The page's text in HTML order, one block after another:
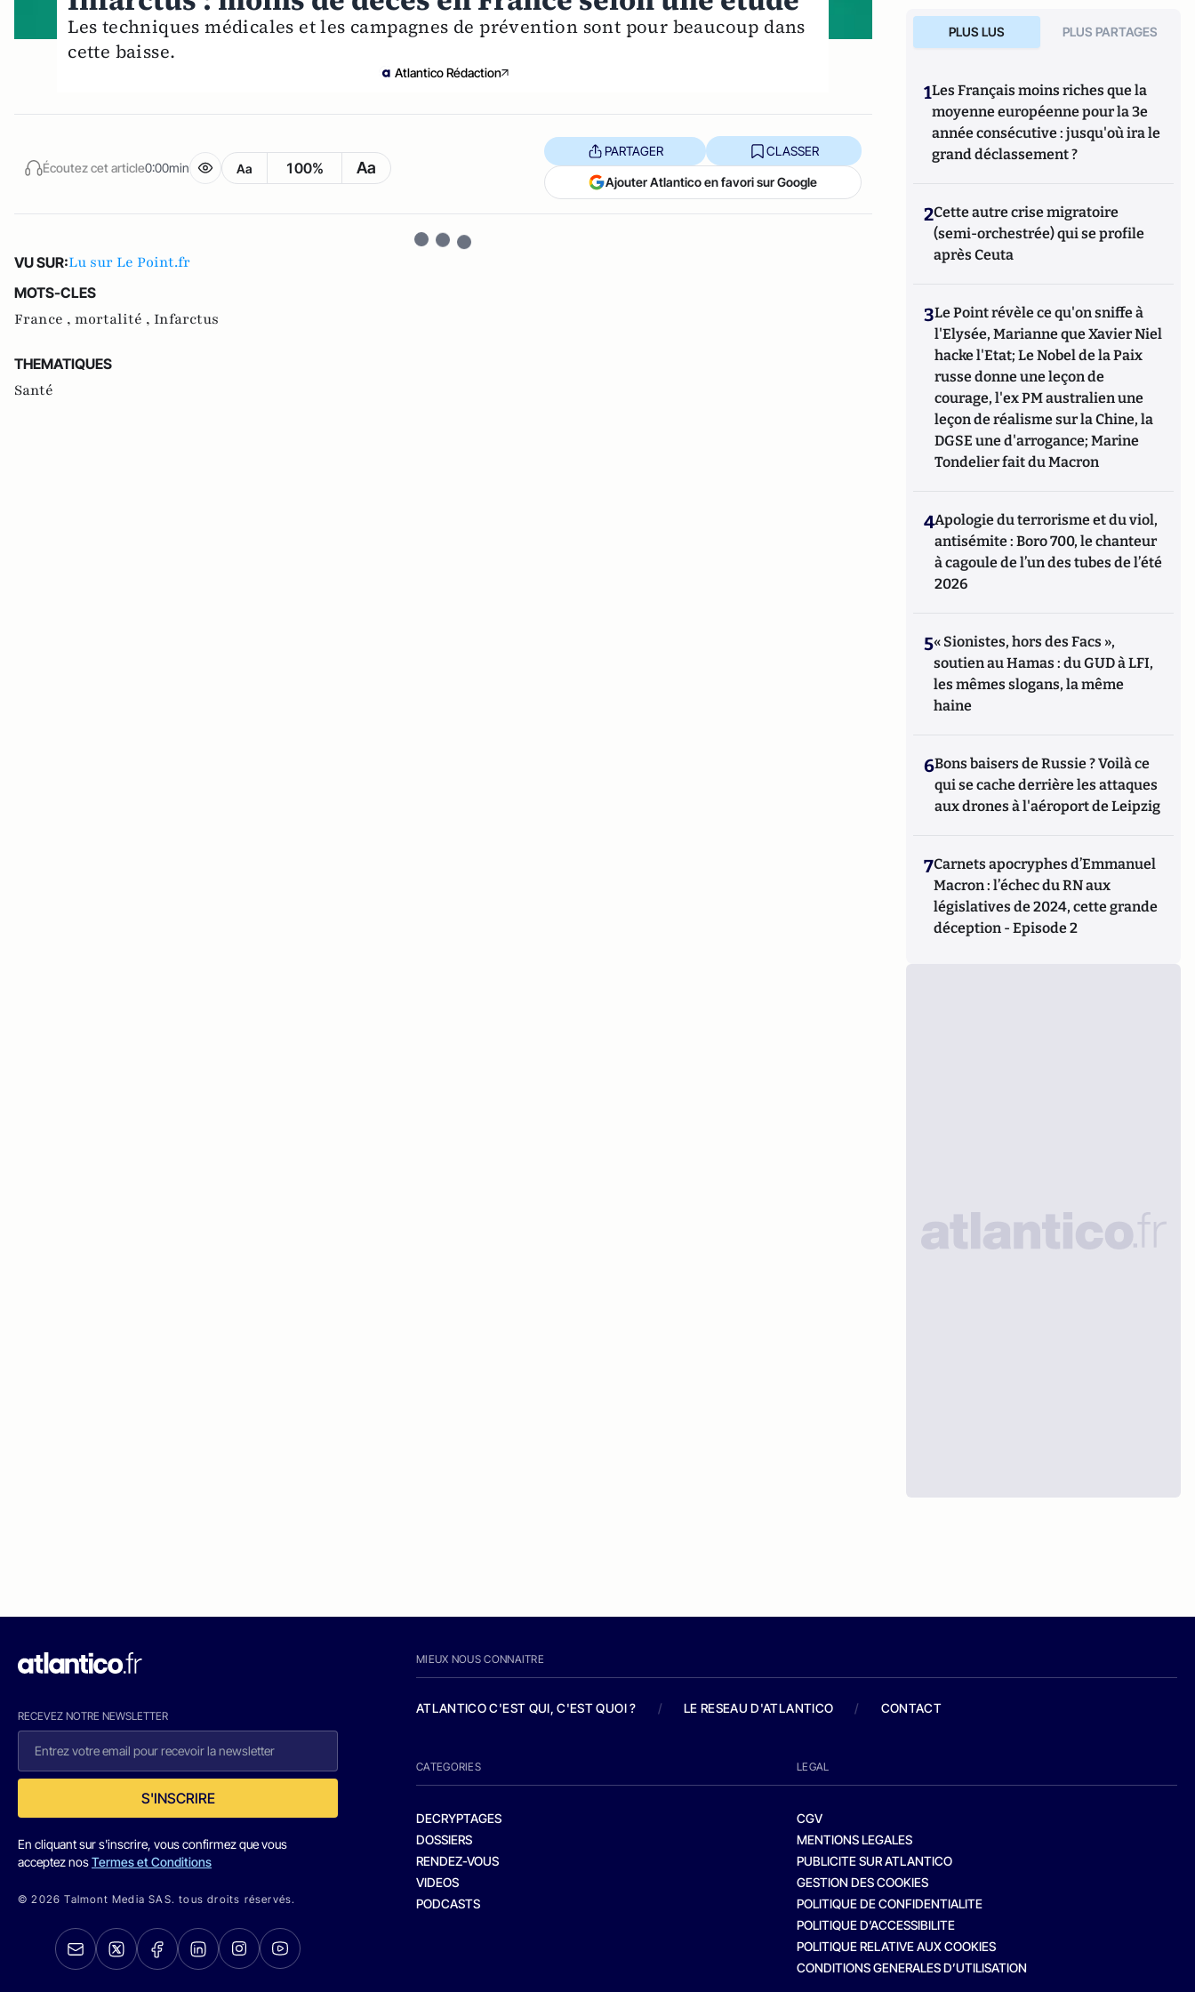
Les techniques médicales et les campagnes de prévention sont pour beaucoup dans
cette baisse.
Atlantico Rédaction
Écoutez cet article0:00min Aa 100% Aa
PARTAGER CLASSER
Ajouter Atlantico en favori sur Google
VU SUR:Lu sur Le Point.fr
MOTS-CLES
France , mortalité , Infarctus
THEMATIQUES
Santé
PLUS LUS PLUS PARTAGES
1Les Français moins riches que la
moyenne européenne pour la 3e
année consécutive : jusqu'où ira le
grand déclassement ?
2Cette autre crise migratoire
(semi-orchestrée) qui se profile
après Ceuta
3Le Point révèle ce qu'on sniffe à
l'Elysée, Marianne que Xavier Niel
hacke l'Etat; Le Nobel de la Paix
russe donne une leçon de
courage, l'ex PM australien une
leçon de réalisme sur la Chine, la
DGSE une d'arrogance; Marine
Tondelier fait du Macron
4Apologie du terrorisme et du viol,
antisémite : Boro 700, le chanteur
à cagoule de l’un des tubes de l’été
2026
5« Sionistes, hors des Facs »,
soutien au Hamas : du GUD à LFI,
les mêmes slogans, la même
haine
6Bons baisers de Russie ? Voilà ce
qui se cache derrière les attaques
aux drones à l'aéroport de Leipzig
7Carnets apocryphes d’Emmanuel
Macron : l’échec du RN aux
législatives de 2024, cette grande
déception - Episode 2
RECEVEZ NOTRE NEWSLETTER
S'INSCRIRE
En cliquant sur s'inscrire, vous confirmez que vous
acceptez nosTermes et Conditions
© 2026 Talmont Media SAS. tous droits réservés.
MIEUX NOUS CONNAITRE
ATLANTICO C'EST QUI, C'EST QUOI ? / LE RESEAU D'ATLANTICO / CONTACT
CATEGORIES
DECRYPTAGES
DOSSIERS
RENDEZ-VOUS
VIDEOS
PODCASTS
LEGAL
CGV
MENTIONS LEGALES
PUBLICITE SUR ATLANTICO
GESTION DES COOKIES
POLITIQUE DE CONFIDENTIALITE
POLITIQUE D’ACCESSIBILITE
POLITIQUE RELATIVE AUX COOKIES
CONDITIONS GENERALES D’UTILISATION